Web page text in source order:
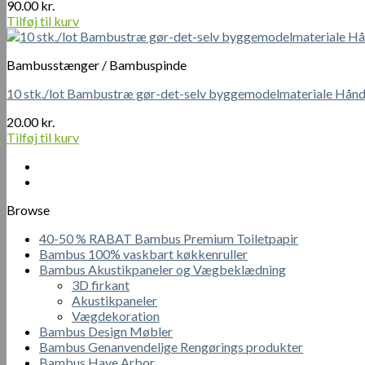
90.00kr.
Tilføj til kurv
Bambusstænger / Bambuspinde
10 stk./lot Bambustræ gør-det-selv byggemodelmateriale
20.00kr.
Tilføj til kurv
Browse
40-50 % RABAT Bambus Premium Toiletpapir
Bambus 100% vaskbart køkkenruller
Bambus Akustikpaneler og Vægbeklædning
3D firkant
Akustikpaneler
Vægdekoration
Bambus Design Møbler
Bambus Genanvendelige Rengørings produkter
Bambus Have Arbor